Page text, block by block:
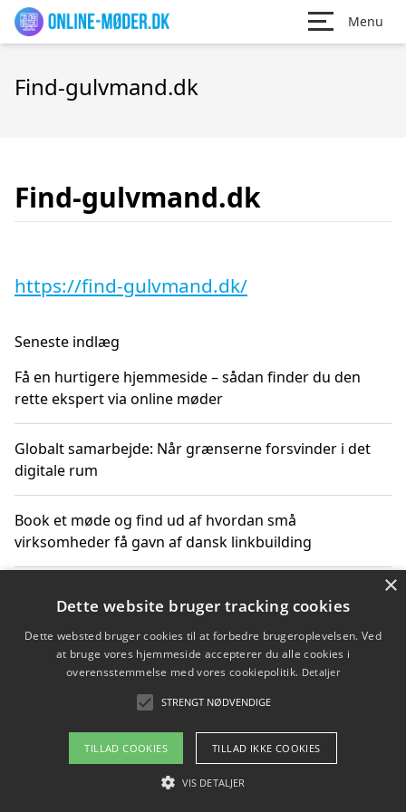
Menu
Find-gulvmand.dk
Find-gulvmand.dk
https://find-gulvmand.dk/
Seneste indlæg
Få en hurtigere hjemmeside – sådan finder du den
rette ekspert via online møder
Globalt samarbejde: Når grænserne forsvinder i det
digitale rum
Book et møde og find ud af hvordan små
virksomheder få gavn af dansk linkbuilding
får du indgår et samarbejde
Hold et møde med en WordPress ekspert og vælg den
mest professionelle til at vedligeholde din løsning
Copyright 2026 - Pilanto Aps
Om / kontakt
×
Dette website bruger tracking cookies
Dette websted bruger cookies til at forbedre brugeroplevelsen. Ved
at bruge vores hjemmeside accepterer du alle cookies i
overensstemmelse med vores cookiepolitik. Detaljer
STRENGT NØDVENDIGE
TILLAD COOKIES TILLAD IKKE COOKIES
VIS DETALJER